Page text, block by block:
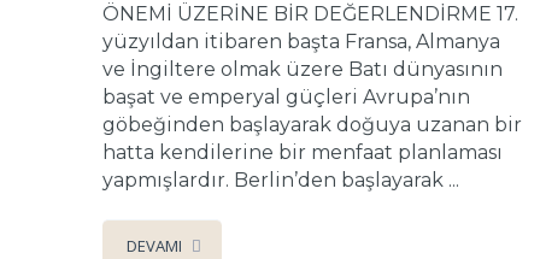
ÖNEMİ ÜZERİNE BİR DEĞERLENDİRME 17.
yüzyıldan itibaren başta Fransa, Almanya
ve İngiltere olmak üzere Batı dünyasının
başat ve emperyal güçleri Avrupa’nın
göbeğinden başlayarak doğuya uzanan bir
hatta kendilerine bir menfaat planlaması
yapmışlardır. Berlin’den başlayarak ...
DEVAMI